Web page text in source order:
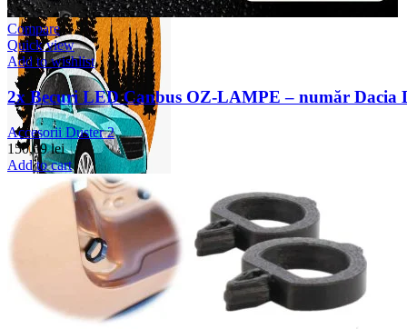
items lei
Compare
Quick view
Add to wishlist
2x Becuri LED Canbus OZ-LAMPE – număr Dacia
Accesorii Duster 2
150,69lei
Add to cart